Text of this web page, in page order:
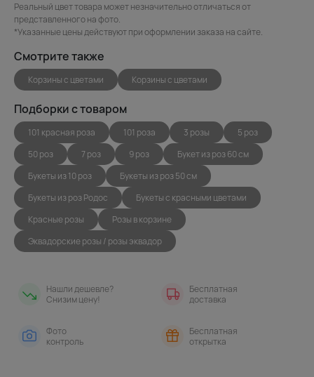
Реальный цвет товара может незначительно отличаться от
представленного на фото.
*Указанные цены действуют при оформлении заказа на сайте.
Смотрите также
Корзины с цветами Корзины с цветами
Подборки с товаром
101 красная роза 101 роза 3 розы
5 роз
50 роз
7 роз 9 роз
Букет из роз 60 см
Букеты из 10 роз
Букеты из роз 50 см
Букеты из роз Родос
Букеты с красными цветами
Красные розы
Розы в корзине
Эквадорские розы / розы эквадор
Нашли дешевле?
Снизим цену!
Бесплатная
доставка
Фото
контроль
Бесплатная
открытка